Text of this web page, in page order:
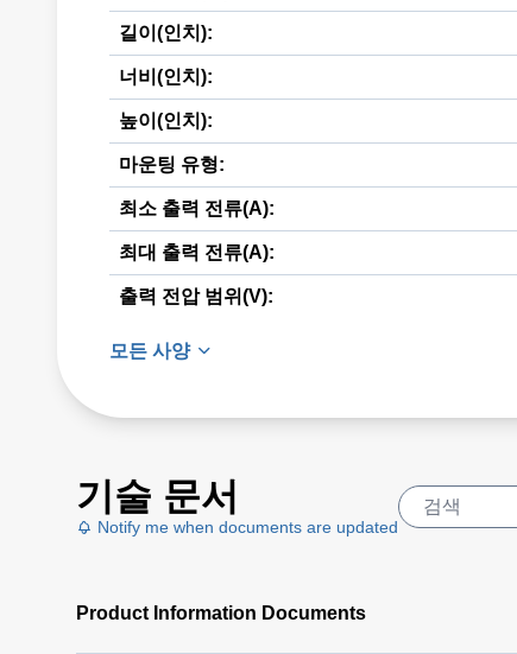
길이(인치):
너비(인치):
높이(인치):
마운팅 유형:
최소 출력 전류(A):
최대 출력 전류(A):
출력 전압 범위(V):
모든 사양
기술 문서
Notify me when documents are updated
Product Information Documents